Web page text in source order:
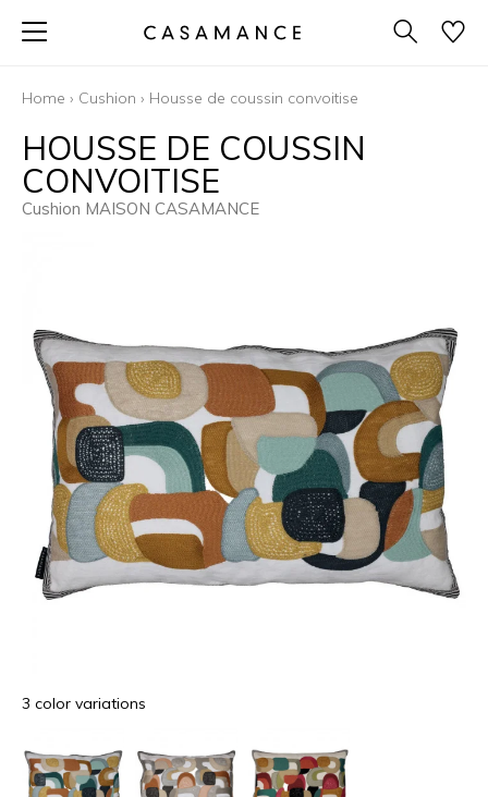
Home › Cushion › Housse de coussin convoitise
HOUSSE DE COUSSIN
CONVOITISE
Cushion MAISON CASAMANCE
3 color variations